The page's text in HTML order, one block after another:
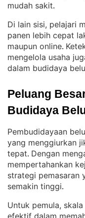
mudah sakit.
Di lain sisi, pelajari
panen lebih cepat
maupun online.
mengelola usaha
dalam budidaya
Peluang
Budidaya
Pembudidayaan
yang menggiurkan
tepat. Dengan
mempertahankan
strategi pemasaran
semakin tinggi.
Untuk pemula,
efektif dalam